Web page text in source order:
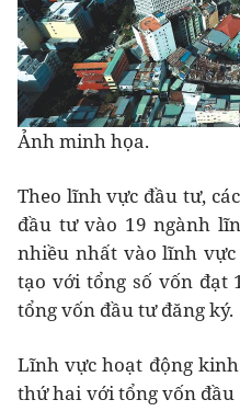
Ảnh minh họa.
Theo lĩnh vực đầu tư,
đầu tư vào 19 ngành
nhiều nhất vào lĩnh vực
tạo với tổng số vốn đạt
tổng vốn đầu tư đăng ký.
Lĩnh vực hoạt động
thứ hai với tổng vốn đầu